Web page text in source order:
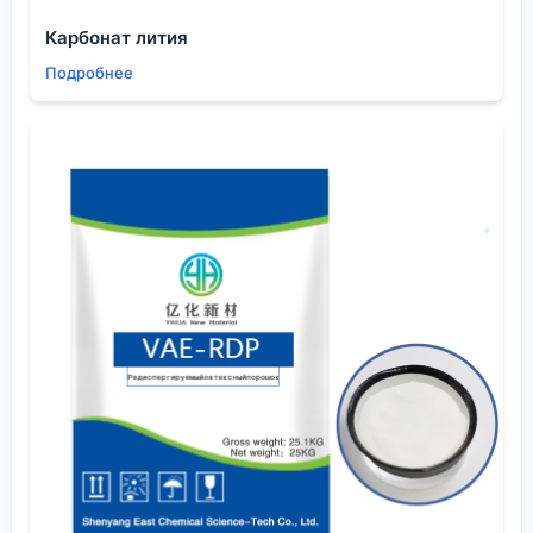
рано. Логистика из Китая — отдельный квест.
Бутиролактам и его полимеры гигроскопичны.
алюминиевым слоем) — и продукт приедет с
процессов. Приходится прописывать требования к
упаковке в контракте до мелочей, и все равно
иногда приходит ?как всегда?.
Контроль качества на приемке — обязательная
история. Мы всегда делаем как минимум проверку
внешнего вида, влажности по Карлу Фишеру и ИК-
спектр на соответствие. Бывало, что спектр
показывал посторонние пики — следы другого
мономера. Поставщик изКитайв ответ мог сказать,
что это ?в пределах погрешности? или что такова
Карбонат лития
Подробнее